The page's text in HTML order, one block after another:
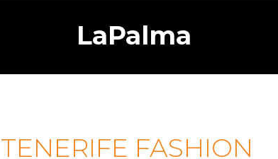
LaPalma
TENERIFE FASHION